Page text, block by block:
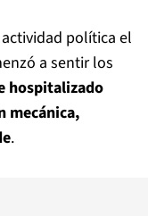
política el
a sentir los
hospitalizado
mecánica,
.